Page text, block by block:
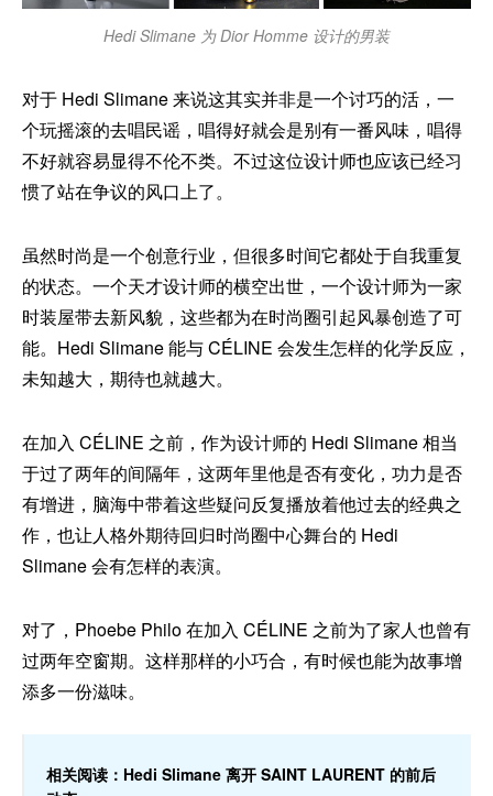
Hedi Slimane 为 Dior Homme 设计的男装
对于 Hedi Slimane 来说这其实并非是一个讨巧的活，一
个玩摇滚的去唱民谣，唱得好就会是别有一番风味，唱得
不好就容易显得不伦不类。不过这位设计师也应该已经习
惯了站在争议的风口上了。
虽然时尚是一个创意行业，但很多时间它都处于自我重复
的状态。一个天才设计师的横空出世，一个设计师为一家
时装屋带去新风貌，这些都为在时尚圈引起风暴创造了可
能。Hedi Slimane 能与 CÉLINE 会发生怎样的化学反应，
未知越大，期待也就越大。
在加入 CÉLINE 之前，作为设计师的 Hedi Slimane 相当
于过了两年的间隔年，这两年里他是否有变化，功力是否
有增进，脑海中带着这些疑问反复播放着他过去的经典之
作，也让人格外期待回归时尚圈中心舞台的 Hedi
Slimane 会有怎样的表演。
对了，Phoebe Philo 在加入 CÉLINE 之前为了家人也曾有
过两年空窗期。这样那样的小巧合，有时候也能为故事增
添多一份滋味。
相关阅读：Hedi Slimane 离开 SAINT LAURENT 的前后